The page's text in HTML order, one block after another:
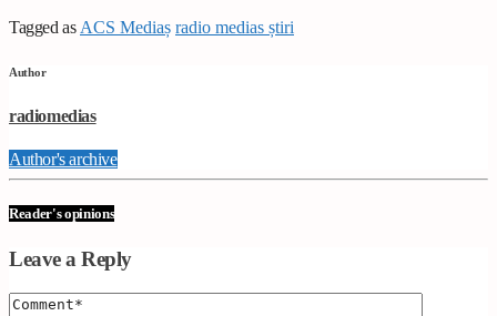
Tagged as ACS Mediaș radio medias știri
Author
radiomedias
Author's archive
Reader's opinions
Leave a Reply